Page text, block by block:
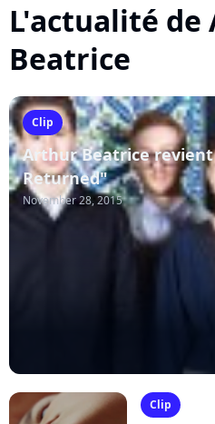
L'actualité
Beatrice
Clip
Arthur Beatrice revient
Returned"
November 28, 2015
Clip